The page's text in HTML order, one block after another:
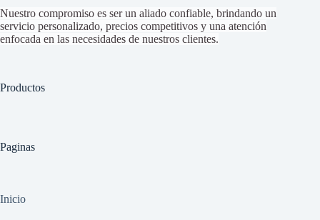
Nuestro compromiso es ser un aliado confiable, brindando un
servicio personalizado, precios competitivos y una atención
enfocada en las necesidades de nuestros clientes.
Productos
Paginas
Inicio